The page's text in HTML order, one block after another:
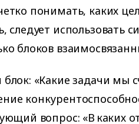
понимать, каких
следует использовать
блоков
«Какие задачи мы
вопрос: «В каких